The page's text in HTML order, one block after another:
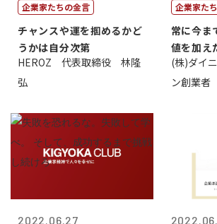
企業家たちの金言
チャンスや運を掴めるかど
うかは自分次第
HEROZ 代表取締役 林隆
弘
企業家た
常に今ま
値を加え
すこと
(株)ダイ
ン創業
2022.06.27